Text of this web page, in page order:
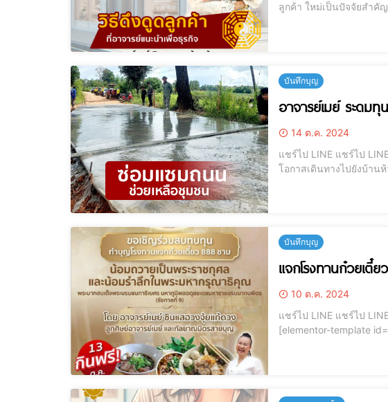
ลูกค้า ใหม่เป็นปัจจัยสำคั
บันทึกบุญ
อาจารย์เมย์ ระดม
14 ต.ค. 2024
แชร์ไป LINE แชร์ไป LINE อาจารย์เมย์ ซินแสฮวงจุ้ยแก้ดวง ผู้เปี่ยมด้วยความเมตตาและเล็งเห็นถึงประโยชน์ส่วนรวมเป็นสำคัญ ได้มี
โอกาสเดินทางไปยังบ้าน
บันทึกบุญ
แจกโรงทานก๋วยเตี๋
10 ต.ค. 2024
แชร์ไป LINE แชร์ไป LINE แจกโรงทานก๋วยเตี๋ยว อาจารย์เมย์ สานต่อโครงการดีๆ แจกโรงทานก๋วยเตี๋ยวปีที่ 7 เพื่อถวายความดีแด่พ่อหลวง
[elementor-template id="12184"] [elementor-template id="12187"] https://youtu.be/